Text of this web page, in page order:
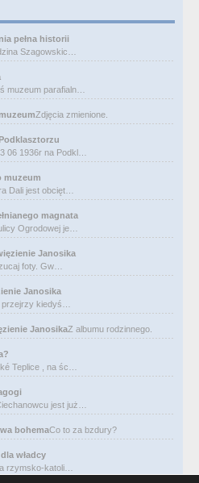
pełna historii
Szagowskic…
muzeum parafialn…
Zdjęcia zmienione.
06 1936r na Podkl…
muzeum
Dali jest obcięt…
magnata
Ogrodowej je…
Janosika
foty. Gw…
Janosika
przejrzy kiedyś…
JanosikaZ albumu rodzinnego.
Teplice , na śc…
jest już…
bohemaCo to za bzdury?
władcy
rzymsko-katoli…